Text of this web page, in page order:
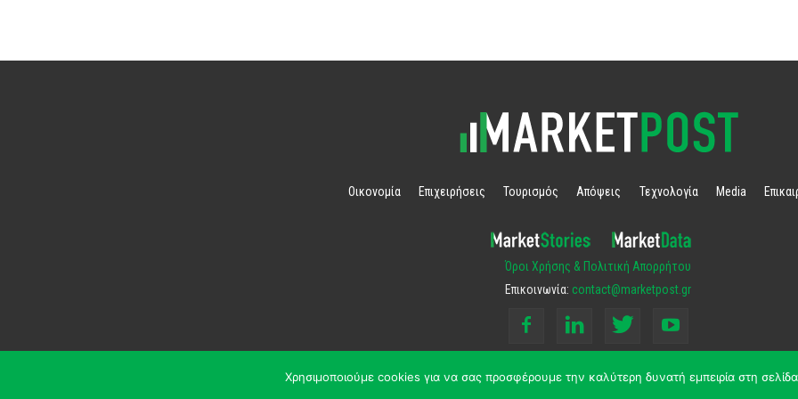
Οικονομία Επιχειρήσεις Τουρισμός Απόψεις Τεχνολογία Media
Όροι Χρήσης & Πολιτική Απορρήτου
Επικοινωνία: contact@marketpost.gr
Χρησιμοποιούμε cookies για να σας προσφέρουμε την καλύτερη δυνατή εμπειρία στη